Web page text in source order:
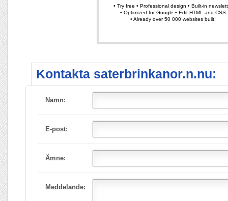
Kontakta saterbrinkanor.n.nu:
Namn:
E-post:
Ämne:
Meddelande: